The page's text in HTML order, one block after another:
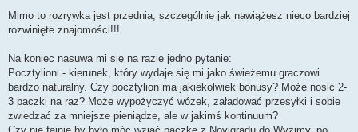
Mimo to rozrywka jest przednia, szczególnie jak nawiążesz nieco bardziej
rozwinięte znajomości!!!
Na koniec nasuwa mi się na razie jedno pytanie:
Pocztylioni - kierunek, który wydaje się mi jako świeżemu graczowi
bardzo naturalny. Czy pocztylion ma jakiekolwiek bonusy? Może nosić 2-
3 paczki na raz? Może wypożyczyć wózek, załadować przesyłki i sobie
zwiedzać za mniejsze pieniądze, ale w jakimś kontinuum?